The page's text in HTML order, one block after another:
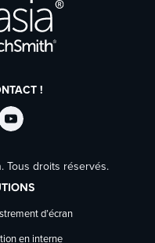
!
Suivre
TechSmith
sur
Tous droits réservés.
d’écran
en interne